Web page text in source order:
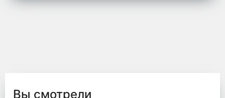
Вы смотрели